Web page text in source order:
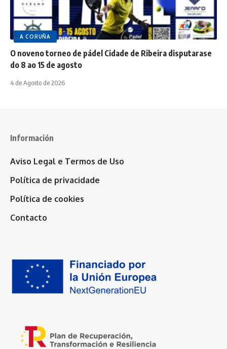
A CORUÑA
O noveno torneo de pádel Cidade de Ribeira disputarase
do 8 ao 15 de agosto
4 de Agosto de 2026
Información
Aviso Legal e Termos de Uso
Política de privacidade
Política de cookies
Contacto